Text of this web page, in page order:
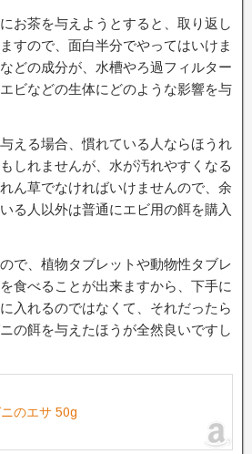
お茶を与えようとすると、取り返し
すので、面白半分でやってはいけま
どの成分が、水槽やろ過フィルター
ビなどの生体にどのような影響を与
える場合、慣れている人ならほうれ
しれませんが、水が汚れやすくなる
ん草でなければいけませんので、余
る人以外は普通にエビ用の餌を購入
で、植物タブレットや動物性タブレ
食べることが出来ますから、下手に
入れるのではなくて、それだったら
の餌を与えたほうが全然良いですし
のエサ 50g